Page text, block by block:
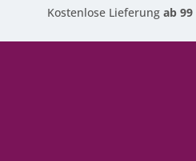
Kostenlose Lieferungab 99